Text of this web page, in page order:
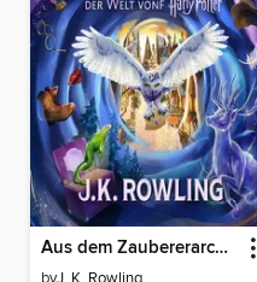
Aus dem Zaubererarchiv